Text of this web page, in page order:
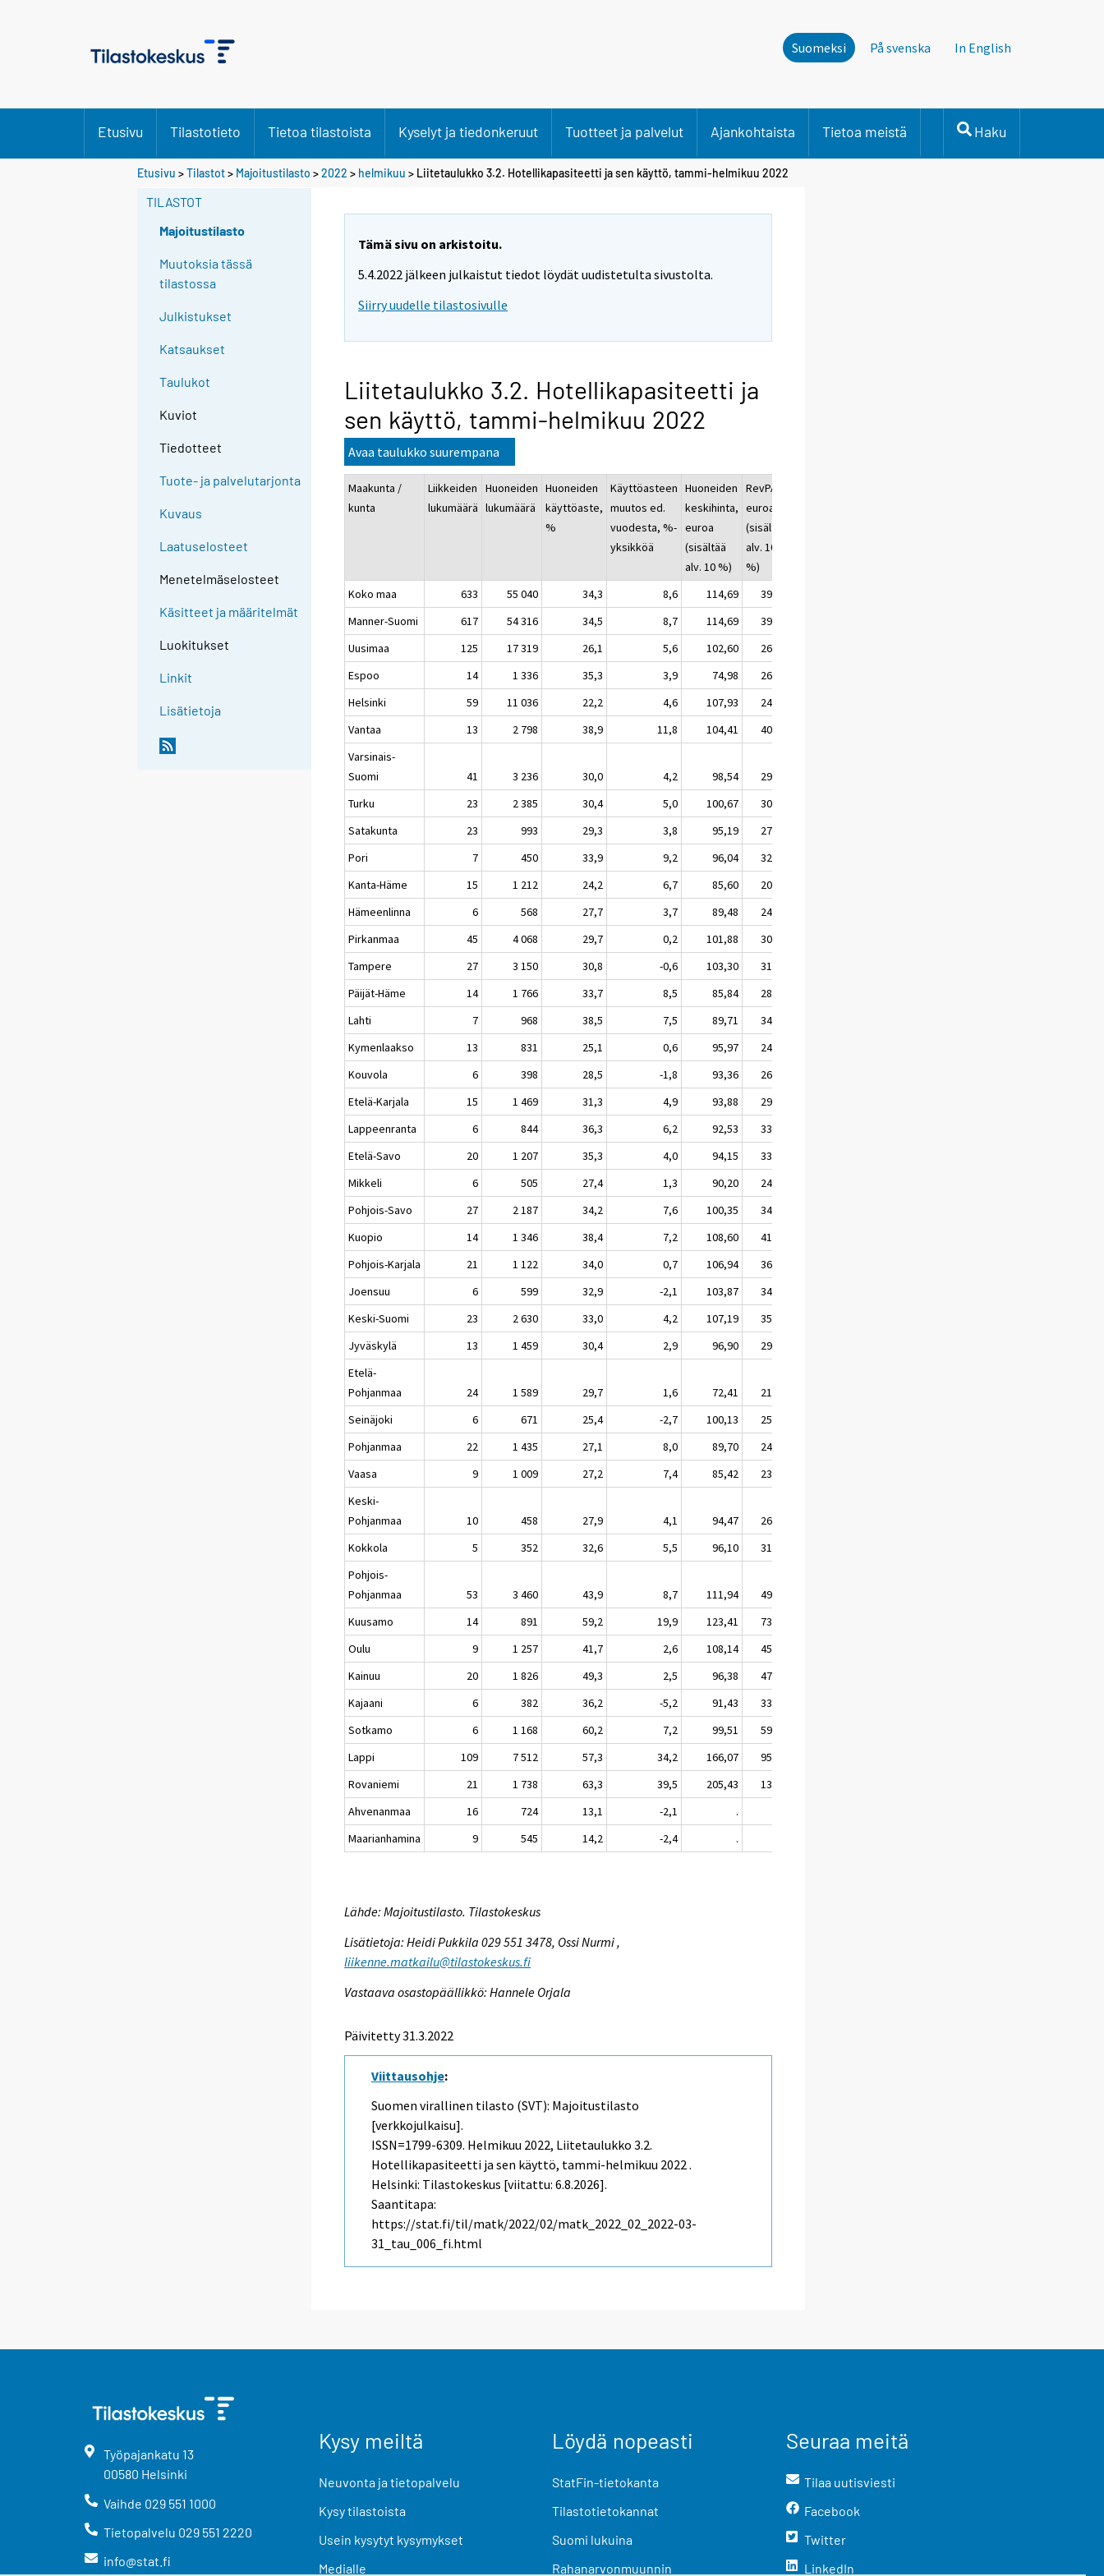
Suomeksi På svenska In English
Etusivu Tilastotieto Tietoa tilastoista Kyselyt ja tiedonkeruut Tuotteet ja palvelut Ajankohtaista Tietoa meistä Haku
Etusivu >Tilastot> Majoitustilasto >2022 > helmikuu > Liitetaulukko 3.2. Hotellikapasiteetti ja sen käyttö, tammi-helmikuu 2022
TILASTOT
Majoitustilasto
Muutoksia tässä
tilastossa
Julkistukset
Katsaukset
Taulukot
Kuviot
Tiedotteet
Tuote- ja palvelutarjonta
Kuvaus
Laatuselosteet
Menetelmäselosteet
Käsitteet ja määritelmät
Luokitukset
Linkit
Lisätietoja
Tämä sivu on arkistoitu.
5.4.2022 jälkeen julkaistut tiedot löydät uudistetulta sivustolta.
Siirry uudelle tilastosivulle
Liitetaulukko 3.2. Hotellikapasiteetti ja
sen käyttö, tammi-helmikuu 2022
Avaa taulukko suurempana
Maakunta /
kunta
Liikkeiden
lukumäärä
Huoneiden
lukumäärä
Huoneiden
käyttöaste,
%
Käyttöasteen
muutos ed.
vuodesta, %-
yksikköä
Huoneiden
keskihinta,
euroa
(sisältää
alv. 10 %)
RevPAR,
euroa
(sisältää
alv. 10
%)
Koko maa
633 55 040 34,3 8,6 114,69
39,35
Manner-Suomi
617 54 316 34,5 8,7 114,69
39,57
Uusimaa
125 17 319 26,1 5,6 102,60
26,74
Espoo
14 1 336 35,3 3,9 74,98
26,44
Helsinki
59 11 036 22,2 4,6 107,93
24,01
Vantaa
13 2 798 38,9 11,8 104,41
40,60
Varsinais-
Suomi
41 3 236 30,0 4,2 98,54
29,54
Turku
23 2 385 30,4 5,0 100,67
30,57
Satakunta
23 993 29,3 3,8 95,19
27,93
Pori
7 450 33,9 9,2 96,04
32,54
Kanta-Häme
15 1 212 24,2 6,7 85,60
20,70
Hämeenlinna
6 568 27,7 3,7 89,48
24,74
Pirkanmaa
45 4 068 29,7 0,2 101,88
30,25
Tampere
27 3 150 30,8 -0,6 103,30
31,83
Päijät-Häme
14 1 766 33,7 8,5 85,84
28,91
Lahti
7 968 38,5 7,5 89,71
34,49
Kymenlaakso
13 831 25,1 0,6 95,97
24,08
Kouvola
6 398 28,5 -1,8 93,36
26,62
Etelä-Karjala
15 1 469 31,3 4,9 93,88
29,39
Lappeenranta
6 844 36,3 6,2 92,53
33,62
Etelä-Savo
20 1 207 35,3 4,0 94,15
33,26
Mikkeli
6 505 27,4 1,3 90,20
24,74
Pohjois-Savo
27 2 187 34,2 7,6 100,35
34,35
Kuopio
14 1 346 38,4 7,2 108,60
41,67
Pohjois-Karjala
21 1 122 34,0 0,7 106,94
36,39
Joensuu
6 599 32,9 -2,1 103,87
34,22
Keski-Suomi
23 2 630 33,0 4,2 107,19
35,42
Jyväskylä
13 1 459 30,4 2,9 96,90
29,43
Etelä-
Pohjanmaa
24 1 589 29,7 1,6 72,41
21,47
Seinäjoki
6 671 25,4 -2,7 100,13
25,42
Pohjanmaa
22 1 435 27,1 8,0 89,70
24,29
Vaasa
9 1 009 27,2 7,4 85,42
23,27
Keski-
Pohjanmaa
10 458 27,9 4,1 94,47
26,39
Kokkola
5 352 32,6 5,5 96,10
31,32
Pohjois-
Pohjanmaa
53 3 460 43,9 8,7 111,94
49,15
Kuusamo
14 891 59,2 19,9 123,41
73,10
Oulu
9 1 257 41,7 2,6 108,14
45,06
Kainuu
20 1 826 49,3 2,5 96,38
47,47
Kajaani
6 382 36,2 -5,2 91,43
33,11
Sotkamo
6 1 168 60,2 7,2 99,51
59,87
Lappi
109 7 512 57,3 34,2 166,07
95,18
Rovaniemi
21 1 738 63,3 39,5 205,43
130,0
Ahvenanmaa
16 724 13,1 -2,1 .
Maarianhamina
9 545 14,2 -2,4 .
Lähde: Majoitustilasto. Tilastokeskus
Lisätietoja: Heidi Pukkila 029 551 3478, Ossi Nurmi ,
liikenne.matkailu@tilastokeskus.fi
Vastaava osastopäällikkö: Hannele Orjala
Päivitetty 31.3.2022
Viittausohje:
Suomen virallinen tilasto (SVT): Majoitustilasto
[verkkojulkaisu].
ISSN=1799-6309. Helmikuu 2022, Liitetaulukko 3.2.
Hotellikapasiteetti ja sen käyttö, tammi-helmikuu 2022 .
Helsinki: Tilastokeskus [viitattu: 6.8.2026].
Saantitapa:
https://stat.fi/til/matk/2022/02/matk_2022_02_2022-03-
31_tau_006_fi.html
Työpajankatu 13
00580 Helsinki
Vaihde 029 551 1000
Tietopalvelu 029 551 2220
info@stat.fi
Kysy meiltä
Neuvonta ja tietopalvelu
Kysy tilastoista
Usein kysytyt kysymykset
Medialle
Löydä nopeasti
StatFin-tietokanta
Tilastotietokannat
Suomi lukuina
Rahanarvonmuunnin
Seuraa meitä
Tilaa uutisviesti
Facebook
Twitter
LinkedIn